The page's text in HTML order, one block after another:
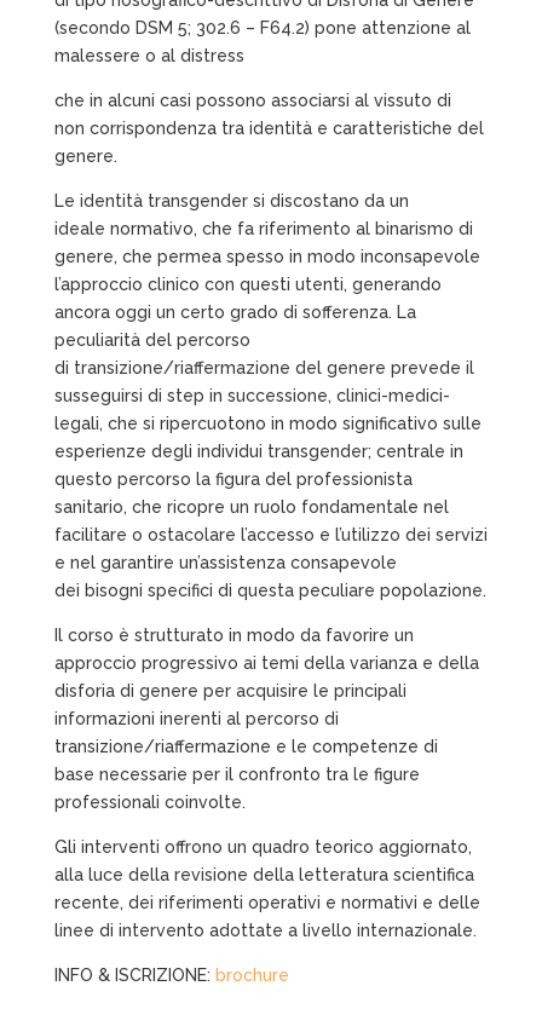
(secondo DSM 5; 302.6 – F64.2) pone attenzione al
malessere o al distress
che in alcuni casi possono associarsi al vissuto di
non corrispondenza tra identità e caratteristiche del
genere.
Le identità transgender si discostano da un
ideale normativo, che fa riferimento al binarismo di
genere, che permea spesso in modo inconsapevole
l’approccio clinico con questi utenti, generando
ancora oggi un certo grado di sofferenza. La
peculiarità del percorso
di transizione/riaffermazione del genere prevede il
susseguirsi di step in successione, clinici-medici-
legali, che si ripercuotono in modo significativo sulle
esperienze degli individui transgender; centrale in
questo percorso la figura del professionista
sanitario, che ricopre un ruolo fondamentale nel
facilitare o ostacolare l’accesso e l’utilizzo dei servizi
e nel garantire un’assistenza consapevole
dei bisogni specifici di questa peculiare popolazione.
Il corso è strutturato in modo da favorire un
approccio progressivo ai temi della varianza e della
disforia di genere per acquisire le principali
informazioni inerenti al percorso di
transizione/riaffermazione e le competenze di
base necessarie per il confronto tra le figure
professionali coinvolte.
Gli interventi offrono un quadro teorico aggiornato,
alla luce della revisione della letteratura scientifica
recente, dei riferimenti operativi e normativi e delle
linee di intervento adottate a livello internazionale.
INFO & ISCRIZIONE: brochure